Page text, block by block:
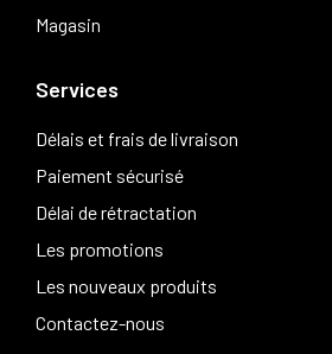
Magasin
Services
Délais et frais de livraison
Paiement sécurisé
Délai de rétractation
Les promotions
Les nouveaux produits
Contactez-nous